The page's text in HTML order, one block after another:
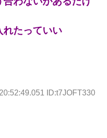
れたっていい
ID:t7JOFT330